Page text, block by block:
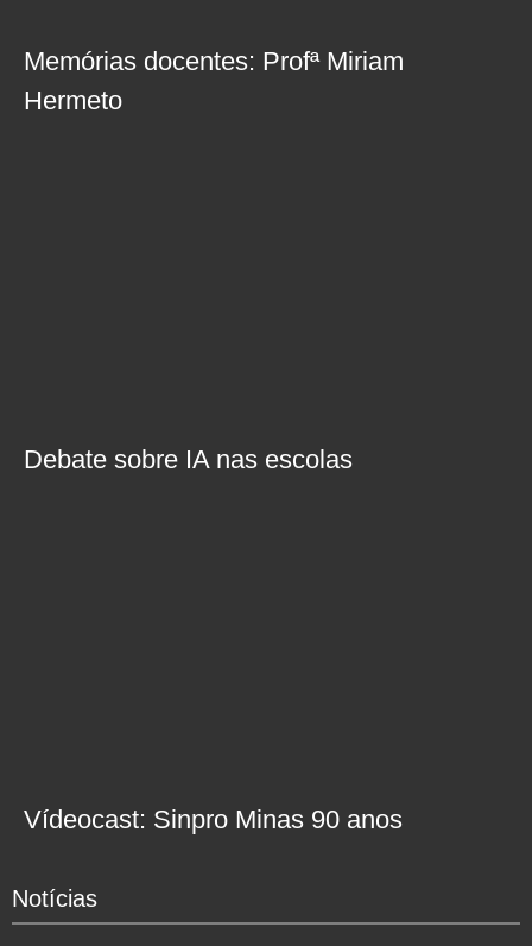
Memórias docentes: Profª Miriam
Hermeto
Debate sobre IA nas escolas
Vídeocast: Sinpro Minas 90 anos
Notícias